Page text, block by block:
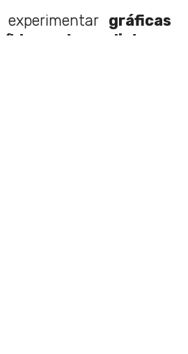
gráficas
realistas y